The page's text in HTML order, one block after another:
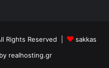
Rights Reserved |
sakkas
realhosting.gr